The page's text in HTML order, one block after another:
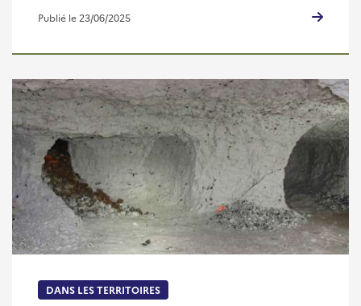
Publié le 23/06/2025
DANS LES TERRITOIRES